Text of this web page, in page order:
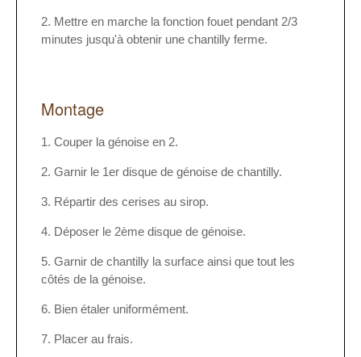
Mettre en marche la fonction fouet pendant 2/3
minutes jusqu'à obtenir une chantilly ferme.
Montage
Couper la génoise en 2.
Garnir le 1er disque de génoise de chantilly.
Répartir des cerises au sirop.
Déposer le 2ème disque de génoise.
Garnir de chantilly la surface ainsi que tout les
côtés de la génoise.
Bien étaler uniformément.
Placer au frais.